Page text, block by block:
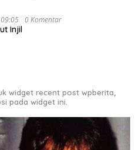
0 Komentar
Injil
widget recent post wpberita,
pada widget ini.